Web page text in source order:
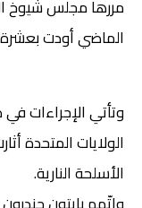
مررها مجلس شيوخ
الماضي أودت
وتأتي الإجراءات
الولايات المتحدة
الأسلحة النارية.